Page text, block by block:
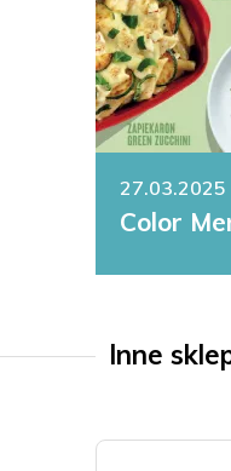
27.03.2025
Color
Inne